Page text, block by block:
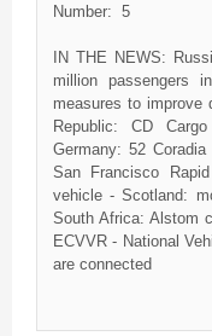
Number: 5
IN THE NEWS:
million passengers
measures to improve
Republic: CD
Germany: 52 Coradia
San Francisco
vehicle - Scotland:
South Africa: Alstom
ECVVR- National
are connected